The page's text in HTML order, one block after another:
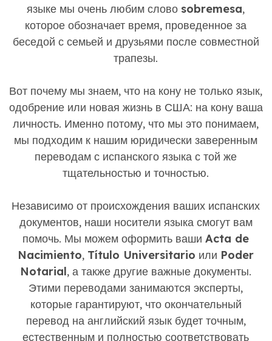
языке мы очень любим слово sobremesa,
которое обозначает время, проведенное за
беседой с семьей и друзьями после совместной
трапезы.
Вот почему мы знаем, что на кону не только язык,
одобрение или новая жизнь в США: на кону ваша
личность. Именно потому, что мы это понимаем,
мы подходим к нашим юридически заверенным
переводам с испанского языка с той же
тщательностью и точностью.
Независимо от происхождения ваших испанских
документов, наши носители языка смогут вам
помочь. Мы можем оформить ваши Acta de
Nacimiento, Título Universitario или Poder
Notarial, а также другие важные документы.
Этими переводами занимаются эксперты,
которые гарантируют, что окончательный
перевод на английский язык будет точным,
естественным и полностью соответствовать